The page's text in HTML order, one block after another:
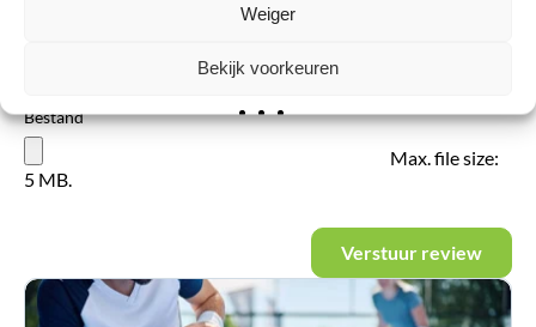
Weiger
Bekijk voorkeuren
Bestand
Max. file size:
5 MB.
Verstuur review